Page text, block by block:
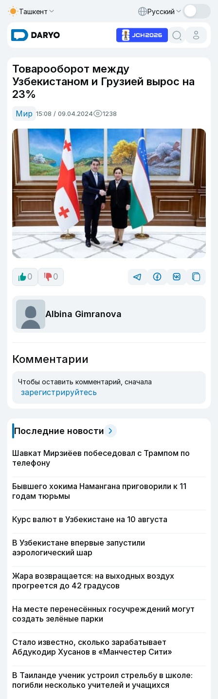
Ташкент Русский
Товарооборот между
Узбекистаном и Грузией вырос на
23%
Мир 15:08 / 09.04.2024 1238
0 0
Albina Gimranova
Комментарии
Чтобы оставить комментарий, сначала
зарегистрируйтесь
Последние новости
Шавкат Мирзиёев побеседовал с Трампом по
телефону
Бывшего хокима Намангана приговорили к 11
годам тюрьмы
Курс валют в Узбекистане на 10 августа
В Узбекистане впервые запустили
аэрологический шар
Жара возвращается: на выходных воздух
прогреется до 42 градусов
На месте перенесённых госучреждений могут
создать зелёные парки
Стало известно, сколько зарабатывает
Абдукодир Хусанов в «Манчестер Сити»
В Таиланде ученик устроил стрельбу в школе:
погибли несколько учителей и учащихся